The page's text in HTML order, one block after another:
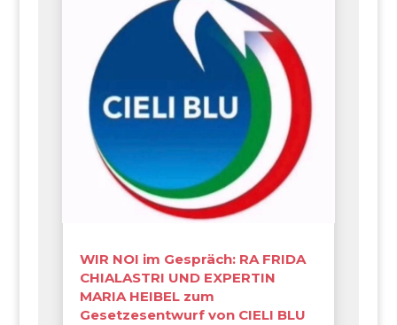
WIR NOI im Gespräch: RA FRIDA
CHIALASTRI UND EXPERTIN
MARIA HEIBEL zum
Gesetzesentwurf von CIELI BLU